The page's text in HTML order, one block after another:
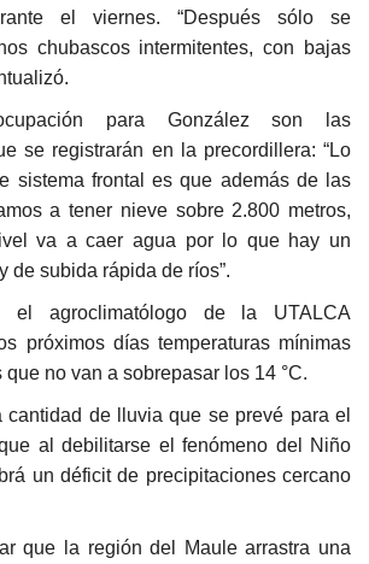
el viernes. “Después sólo se
chubascos intermitentes, con bajas
para González son las
se registrarán en la precordillera: “Lo
sistema frontal es que además de las
a tener nieve sobre 2.800 metros,
va a caer agua por lo que hay un
de subida rápida de ríos”.
el agroclimatólogo de la UTALCA
próximos días temperaturas mínimas
que no van a sobrepasar los 14 °C.
cantidad de lluvia que se prevé para el
al debilitarse el fenómeno del Niño
un déficit de precipitaciones cercano
que la región del Maule arrastra una